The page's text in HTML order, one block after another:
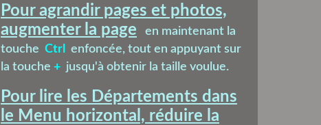
Pour agrandir pages et photos,
augmenter la page
en maintenant la
touche Ctrl
enfoncée, tout en appuyant sur
la touche + jusqu'à obtenir la taille voulue.
Pour lire les Départements dans
le Menu horizontal, réduire la